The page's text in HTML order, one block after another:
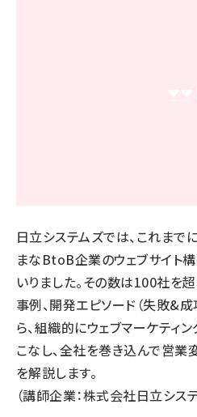
日立システムズでは、これまで
まなBtoB企業のウェブサイト
いりました。その数は100社を超
事例、開発エピソード（失敗&
ら、組織的にウェブマーケティ
こなし、全社を巻き込んで営
を解説します。
（講師企業：株式会社日立システ